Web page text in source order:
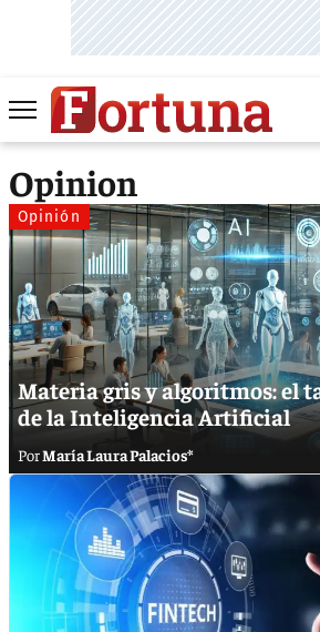
Opinion
Opinión
Materia gris y algoritmos: el
de la Inteligencia Artificial
María Laura Palacios*